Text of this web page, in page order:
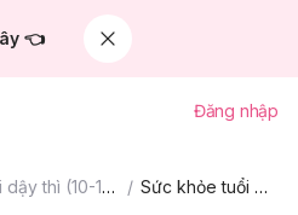
👈
Đăng nhập
Tuổi dậy thì (10-15 tuổi) Sức khỏe tuổi dậy thì